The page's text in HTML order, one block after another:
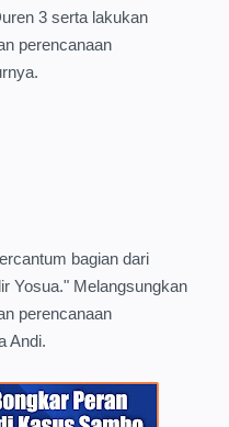
3 serta lakukan
perencanaan
bagian dari
Yosua." Melangsungkan
perencanaan
Andi.